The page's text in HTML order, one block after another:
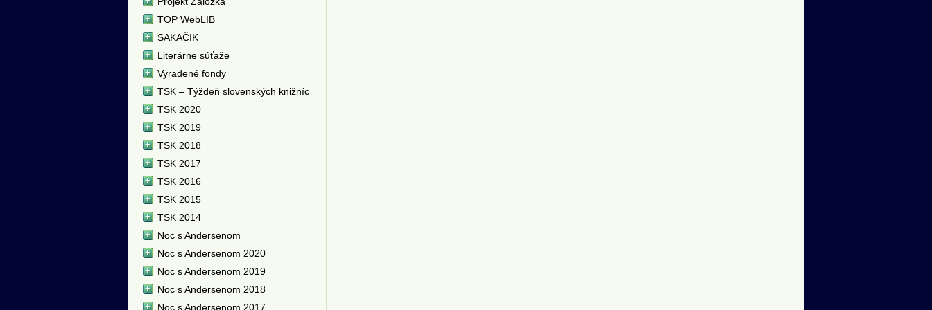
TOP WebLIB
SAKAČIK
Literárne súťaže
Vyradené fondy
TSK – Týždeň slovenských knižníc
TSK 2020
TSK 2019
TSK 2018
TSK 2017
TSK 2016
TSK 2015
TSK 2014
Noc s Andersenom
Noc s Andersenom 2020
Noc s Andersenom 2019
Noc s Andersenom 2018
Noc s Andersenom 2017